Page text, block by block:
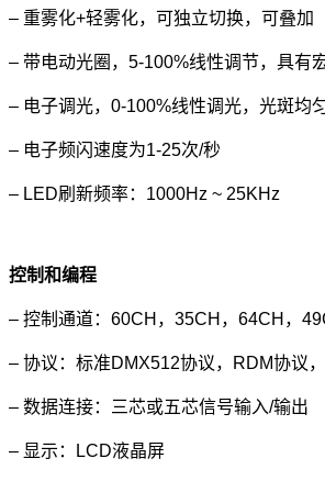
– 重雾化+轻雾化，可独立切换，可叠加
– 带电动光圈，5-100%线性调节，具有
– 电子调光，0-100%线性调光，光斑均
– 电子频闪速度为1-25次/秒
– LED刷新频率：1000Hz ~ 25KHz
控制和编程
– 控制通道：60CH，35CH，64CH，
– 协议：标准DMX512协议，RDM协议
– 数据连接：三芯或五芯信号输入/输出
– 显示：LCD液晶屏